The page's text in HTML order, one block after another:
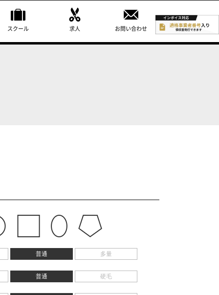
スクール 求人 お問い合わせ
普通 多量
普通 硬毛